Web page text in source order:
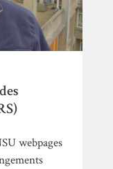
webpages